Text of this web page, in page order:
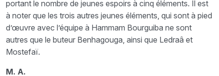
portant le nombre de jeunes espoirs à cinq éléments. Il est
à noter que les trois autres jeunes éléments, qui sont à pied
d’œuvre avec l’équipe à Hammam Bourguiba ne sont
autres que le buteur Benhagouga, ainsi que Ledraâ et
Mostefaï.
M. A.